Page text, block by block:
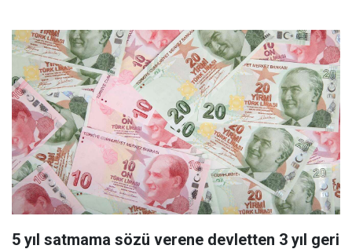
5 yıl satmama sözü verene devletten 3 yıl geri